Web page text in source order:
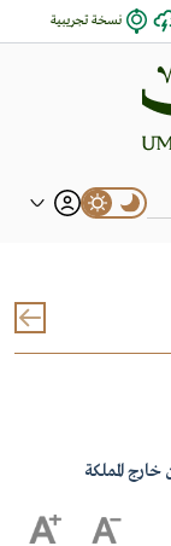
نسخة تجريبية
المملكة